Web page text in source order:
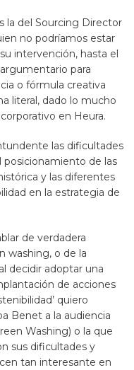
la del Sourcing Director
no podríamos estar
intervención, hasta el
para
o fórmula creativa
literal, dado lo mucho
en Heura.
las dificultades
posicionamiento de las
y las diferentes
en la estrategia de
de verdadera
washing, o de la
decidir adoptar una
de acciones
quiero
Benet a la audiencia
Washing) o la que
sus dificultades y
tan interesante en